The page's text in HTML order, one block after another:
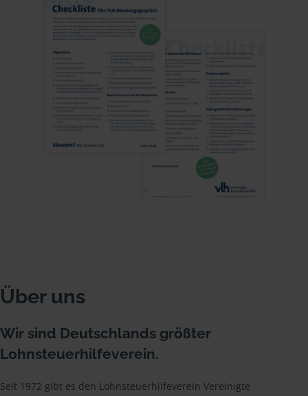
Über uns
Wir sind Deutschlands größter
Lohnsteuerhilfeverein.
Seit 1972 gibt es den Lohnsteuerhilfeverein Vereinigte